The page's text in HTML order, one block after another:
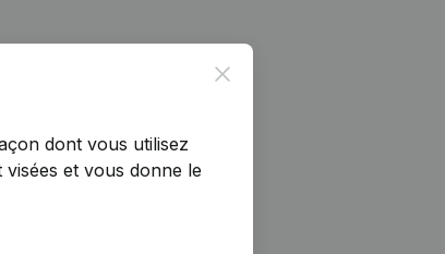
Close
dont vous utilisez
et vous donne le